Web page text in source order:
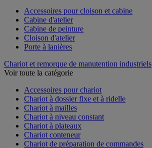
Accessoires pour cloison et cabine
Cabine d'atelier
Cabine de peinture
Cloison d'atelier
Porte à lanières
Chariot et remorque de manutention industriels
Voir toute la catégorie
Accessoires pour chariot
Chariot à dossier fixe et à ridelle
Chariot à mailles
Chariot à niveau constant
Chariot à plateaux
Chariot conteneur
Chariot de préparation de commandes